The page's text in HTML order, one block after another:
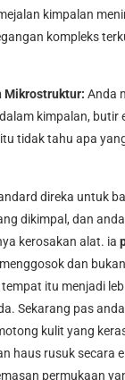
kimpalan
kompleks
Mikrostruktur: Anda
kimpalan, butir
tidak tahu apa
direka untuk
dikimpal, dan
kerosakan alat. ia
dan
itu menjadi
Sekarang pas
kulit yang
haus rusuk secara
permukaan